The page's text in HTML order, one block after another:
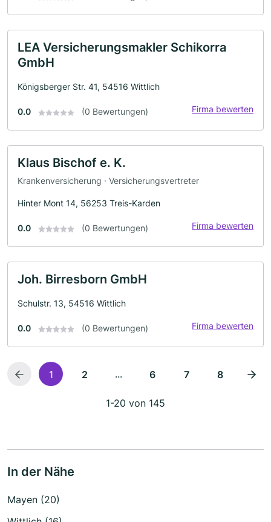
LEA Versicherungsmakler Schikorra
GmbH
Königsberger Str. 41, 54516 Wittlich
0.0 (0 Bewertungen) Firma bewerten
Klaus Bischof e. K.
Krankenversicherung · Versicherungsvertreter
Hinter Mont 14, 56253 Treis-Karden
0.0 (0 Bewertungen) Firma bewerten
Joh. Birresborn GmbH
Schulstr. 13, 54516 Wittlich
0.0 (0 Bewertungen) Firma bewerten
1 2 ... 6 7 8
1-20 von 145
In der Nähe
Mayen (20)